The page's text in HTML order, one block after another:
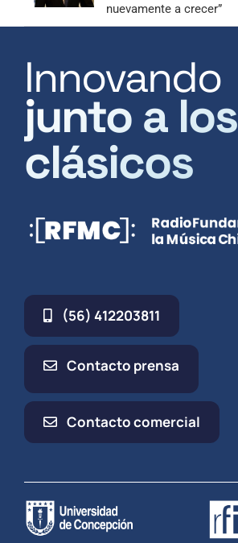
nuevamente a crecer”
Innovando
junto a los
clásicos
(56) 412203811
Contacto prensa
Contacto comercial